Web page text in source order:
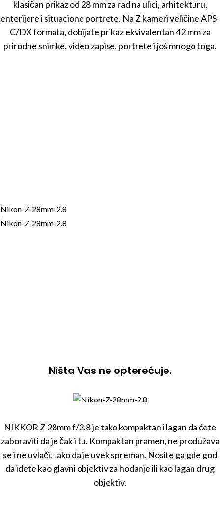
klasičan prikaz od 28 mm za rad na ulici, arhitekturu,
enterijere i situacione portrete. Na Z kameri veličine APS-
C/DX formata, dobijate prikaz ekvivalentan 42 mm za
prirodne snimke, video zapise, portrete i još mnogo toga.
Ništa Vas ne opterećuje.
NIKKOR Z 28mm f/2.8 je tako kompaktan i lagan da ćete
zaboraviti da je čak i tu. Kompaktan pramen, ne produžava
se i ne uvlači, tako da je uvek spreman. Nosite ga gde god
da idete kao glavni objektiv za hodanje ili kao lagan drug
objektiv.